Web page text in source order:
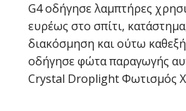
G4 οδήγησε λαμπτήρες
ευρέως στο σπίτι,
διακόσμηση και ούτω
οδήγησε φώτα παραγωγής
Crystal Droplight Φωτισμός